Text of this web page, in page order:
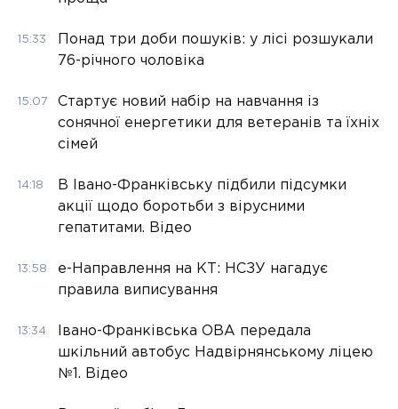
15:33
Понад три доби пошуків: у лісі розшукали
76-річного чоловіка
15:07
Стартує новий набір на навчання із
сонячної енергетики для ветеранів та їхніх
сімей
14:18
В Івано-Франківську підбили підсумки
акції щодо боротьби з вірусними
гепатитами. Відео
13:58
е-Направлення на КТ: НСЗУ нагадує
правила виписування
13:34
Івано-Франківська ОВА передала
шкільний автобус Надвірнянському ліцею
№1. Відео